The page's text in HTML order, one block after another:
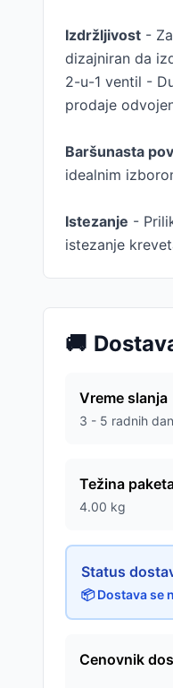
Izdržljivost -
dizajniran da
2-u-1 ventil -
prodaje
Baršunasta
idealnim
Istezanje -
istezanje
🚚
Vreme slanja
3 - 5 radnih
Težina
4.00 kg
Status
📦 Dostava se
Cenovnik